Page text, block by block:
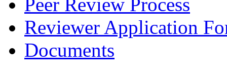
Peer Review Process
Reviewer Application
Documents